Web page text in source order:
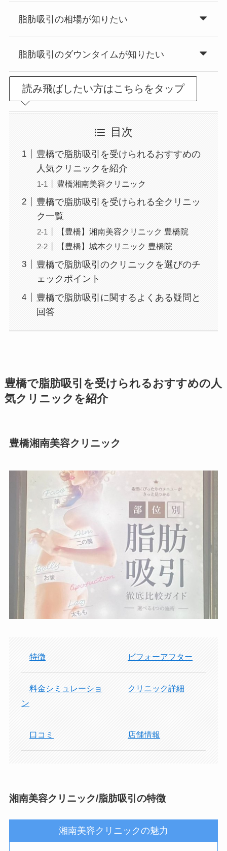
脂肪吸引の相場が知りたい
脂肪吸引のダウンタイムが知りたい
読み飛ばしたい方はこちらをタップ
目次
豊橋で脂肪吸引を受けられるおすすめの
人気クリニックを紹介
豊橋湘南美容クリニック
豊橋で脂肪吸引を受けられる全クリニッ
ク一覧
【豊橋】湘南美容クリニック 豊橋院
【豊橋】城本クリニック 豊橋院
豊橋で脂肪吸引のクリニックを選びのチ
ェックポイント
豊橋で脂肪吸引に関するよくある疑問と
回答
豊橋で脂肪吸引を受けられるおすすめの人
気クリニックを紹介
豊橋湘南美容クリニック
特徴 ビフォーアフター
料金シミュレーショ
ン
クリニック詳細
口コミ 店舗情報
湘南美容クリニック/脂肪吸引の特徴
湘南美容クリニックの魅力